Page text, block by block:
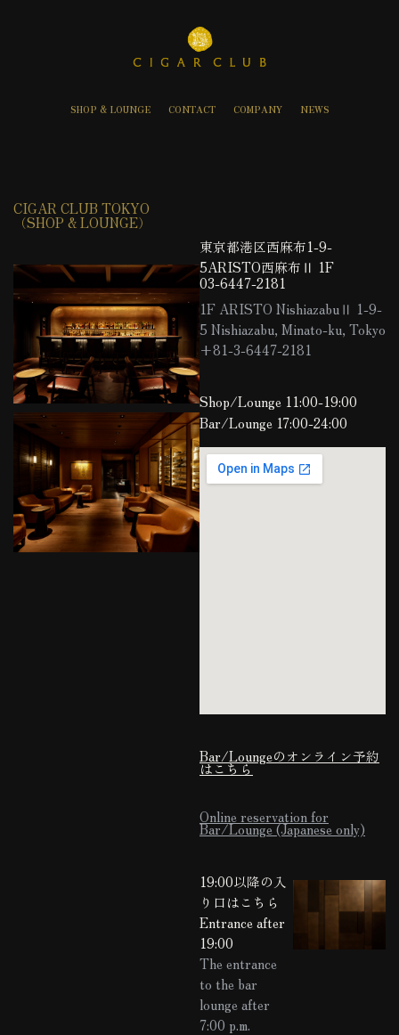
CIGAR CLUB TOKYO
（SHOP & LOUNGE）
東京都港区西麻布1-9-
5ARISTO西麻布Ⅱ 1F
03-6447-2181
1F ARISTO NishiazabuⅡ 1-9-
5 Nishiazabu, Minato-ku, Tokyo
+81-3-6447-2181
Shop/Lounge 11:00-19:00
Bar/Lounge 17:00-24:00
Bar/Loungeのオンライン予約
はこちら
Online reservation for
Bar/Lounge (Japanese only)
19:00以降の入
り口はこちら
Entrance after
19:00
The entrance
to the bar
lounge after
7:00 p.m.
SHOP & LOUNGE CONTACT COMPANY NEWS